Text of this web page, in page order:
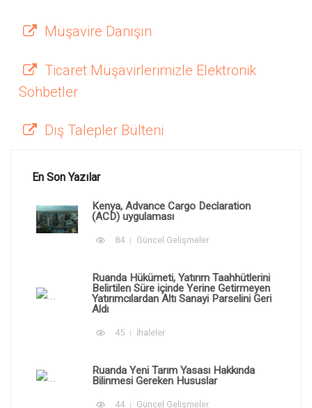
Müşavire Danışın
Ticaret Müşavirlerimizle Elektronik
Sohbetler
Dış Talepler Bülteni
En Son Yazılar
Kenya, Advance Cargo Declaration
(ACD) uygulaması
84 Güncel Gelişmeler
Ruanda Hükümeti, Yatırım Taahhütlerini
Belirtilen Süre içinde Yerine Getirmeyen
Yatırımcılardan Altı Sanayi Parselini Geri
Aldı
45 İhaleler
Ruanda Yeni Tarım Yasası Hakkında
Bilinmesi Gereken Hususlar
44 Güncel Gelişmeler